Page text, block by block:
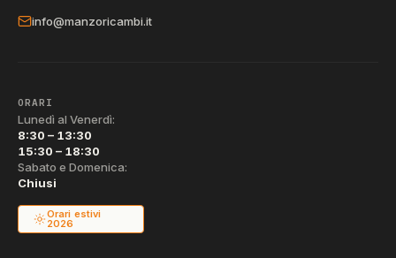
info@manzoricambi.it
ORARI
Lunedì al Venerdì:
8:30 – 13:30
15:30 – 18:30
Sabato e Domenica:
Chiusi
Orari estivi
2026